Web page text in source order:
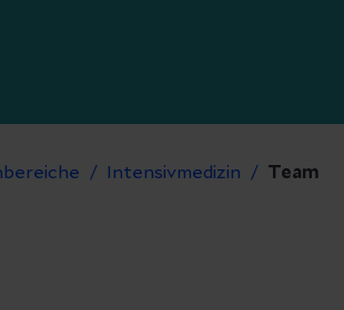
Intensivmedizin Team